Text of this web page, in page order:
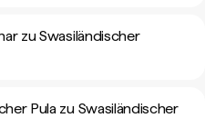
zu Swasiländischer
Pula zu Swasiländischer